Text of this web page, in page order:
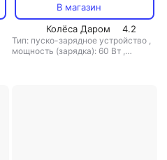
В магазин
Колёса Даром
4.2
Тип: пуско-зарядное устройство ,
мощность (зарядка): 60 Вт ,